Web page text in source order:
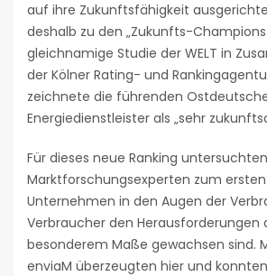
auf ihre Zukunftsfähigkeit
deshalb zu den „Zukunfts-Champions
gleichnamige Studie der WELT in
der Kölner Rating- und
zeichnete die führenden
Energiedienstleister als „sehr
Für dieses neue Ranking
Marktforschungsexperten zum
Unternehmen in den Augen der
Verbraucher den Herausforderungen
besonderem Maße gewachsen sind.
enviaM überzeugten hier und